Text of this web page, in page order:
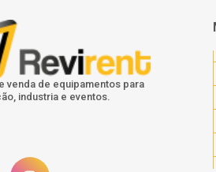
venda de equipamentos para
industria e eventos.